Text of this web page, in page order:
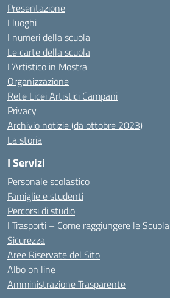
Presentazione
I luoghi
I numeri della scuola
Le carte della scuola
L’Artistico in Mostra
Organizzazione
Rete Licei Artistici Campani
Privacy
Archivio notizie (da ottobre 2023)
La storia
I Servizi
Personale scolastico
Famiglie e studenti
Percorsi di studio
I Trasporti – Come raggiungere le Scuola
Sicurezza
Aree Riservate del Sito
Albo on line
Amministrazione Trasparente